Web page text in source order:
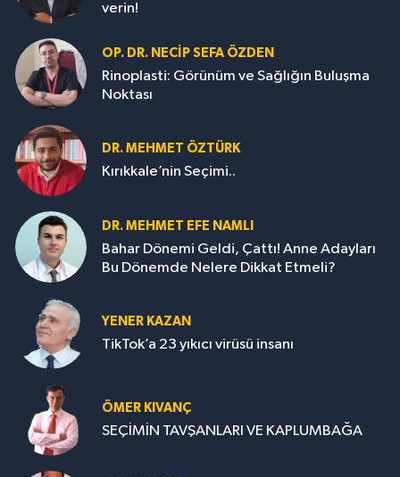
verin!
OP. DR. NECIP SEFA ÖZDEN
Rinoplasti: Görünüm ve Sağlığın Buluşma
Noktası
DR. MEHMET ÖZTÜRK
Kırıkkale’nin Seçimi..
DR. MEHMET EFE NAMLI
Bahar Dönemi Geldi, Çattı! Anne Adayları
Bu Dönemde Nelere Dikkat Etmeli?
YENER KAZAN
TikTok’a 23 yıkıcı virüsü insanı
ÖMER KIVANÇ
SEÇİMİN TAVŞANLARI VE KAPLUMBAĞA